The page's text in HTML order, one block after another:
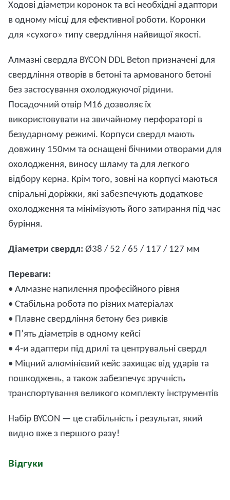
Ходові діаметри коронок та всі необхідні адаптори
в одному місці для ефективної роботи. Коронки
для «сухого» типу свердління найвищої якості.
Алмазні свердла BYCON DDL Beton призначені для
свердління отворів в бетоні та армованого бетоні
без застосування охолоджуючої рідини.
Посадочний отвір M16 дозволяє їх
використовувати на звичайному перфораторі в
безударному режимі. Корпуси свердл мають
довжину 150мм та оснащені бічними отворами для
охолодження, виносу шламу та для легкого
відбору керна. Крім того, зовні на корпусі маються
спіральні доріжки, які забезпечують додаткове
охолодження та мінімізують його затирання під час
буріння.
Діаметри свердл: Ø38 / 52 / 65 / 117 / 127 мм
Переваги:
• Алмазне напилення професійного рівня
• Стабільна робота по різних матеріалах
• Плавне свердління бетону без ривків
• П’ять діаметрів в одному кейсі
• 4-и адаптери під дрилі та центрувальні свердл
• Міцний алюмінієвий кейс захищає від ударів та
пошкоджень, а також забезпечує зручність
транспортування великого комплекту інструментів
Набір BYCON — це стабільність і результат, який
видно вже з першого разу!
Відгуки